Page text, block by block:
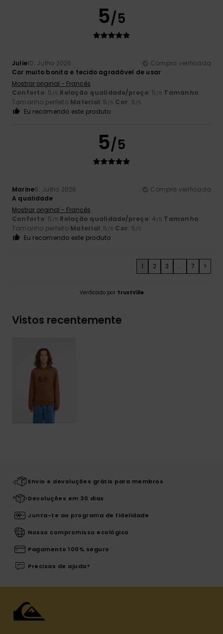
5/5
Julie10. Julho 2026
Compra verificada
Cor muito bonita e tecido agradável de usar
Mostrar original - Francês
Conforto: 5 /5 Relação qualidade/preço: 5 /5 Tamanho:
Tamanho perfeito Material: 5 /5 Cor: 5/5
Eu recomendo este produto
5/5
Marine6. Julho 2026
Compra verificada
A qualidade
Mostrar original - Francês
Conforto: 5 /5 Relação qualidade/preço: 4 /5 Tamanho:
Tamanho perfeito Material: 5 /5 Cor: 5/5
Eu recomendo este produto
1 2 3 ... 7 >
Verificado por TrustVille
Vistos recentemente
Envio e devoluções grátis para membros
Devoluções em 30 dias
Junta-te ao programa de fidelidade
Nosso compromisso ecológico
Pagamento 100% seguro
Precisas de ajuda?